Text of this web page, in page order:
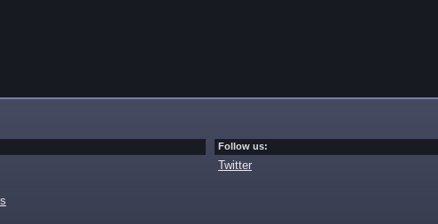
Follow us:
Twitter